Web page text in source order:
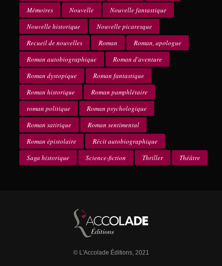
Mémoires
Nouvelle
Nouvelle fantastique
Nouvelle historique
Nouvelle picaresque
Recueil de nouvelles
Roman
Roman, apologue
Roman autobiographique
Roman d'aventure
Roman dystopique
Roman fantastique
Roman historique
Roman pamphlétaire
roman politique
Roman psychologique
Roman satirique
Roman sentimental
Roman épistolaire
Récit autobiographique
Saga historique
Science-fiction Thriller Théâtre
© L'Accolade Éditions, 2021